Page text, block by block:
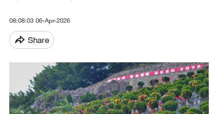
08:08:03 06-Apr-2026
Share